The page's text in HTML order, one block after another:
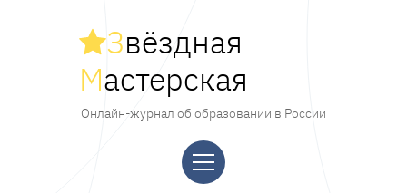
Звёздная
Мастерская
Онлайн-журнал об образовании в России